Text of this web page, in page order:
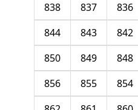
836
837
838
842
843
844
848
849
850
854
855
856